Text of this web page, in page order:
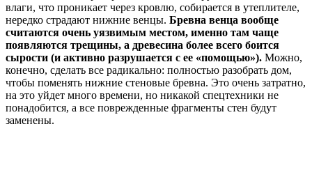
влаги, что проникает через кровлю, собирается в утеплителе,
нередко страдают нижние венцы. Бревна венца вообще
считаются очень уязвимым местом, именно там чаще
появляются трещины, а древесина более всего боится
сырости (и активно разрушается с ее «помощью»). Можно,
конечно, сделать все радикально: полностью разобрать дом,
чтобы поменять нижние стеновые бревна. Это очень затратно,
на это уйдет много времени, но никакой спецтехники не
понадобится, а все поврежденные фрагменты стен будут
заменены.